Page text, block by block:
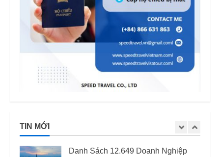
TIN MỚI
4
Cập nhập mới nhất
11/06/2026
5
Quốc tịch khó xin visa Việt Nam:
Danh sách cập nhật và những điều
cần biết năm 2026
15/04/2026
Danh Sách 12.649 Doanh Nghiệp